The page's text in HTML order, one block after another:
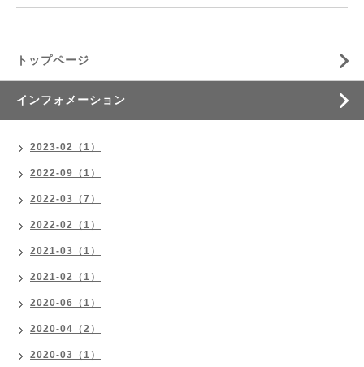
トップページ
インフォメーション
2023-02（1）
2022-09（1）
2022-03（7）
2022-02（1）
2021-03（1）
2021-02（1）
2020-06（1）
2020-04（2）
2020-03（1）